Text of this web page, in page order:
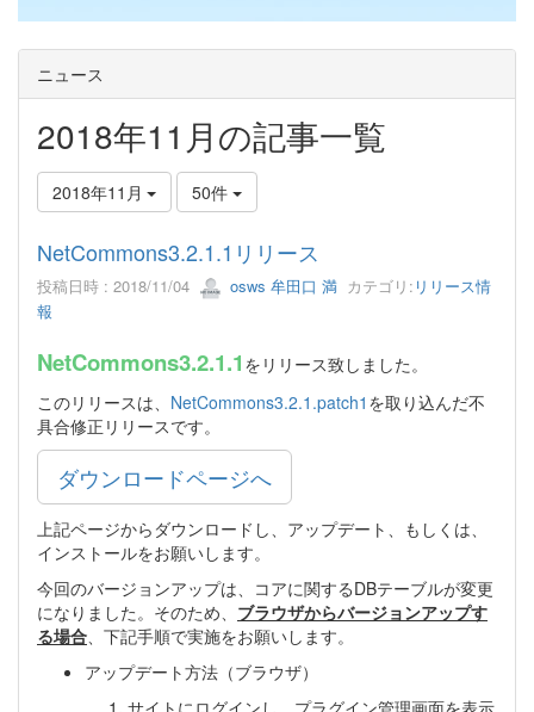
ニュース
2018年11月の記事一覧
2018年11月 50件
NetCommons3.2.1.1リリース
投稿日時 : 2018/11/04 osws 牟田口 満 カテゴリ: リリース情
報
NetCommons3.2.1.1 をリリース致しました。
このリリースは、 NetCommons3.2.1.patch1 を取り込んだ不
具合修正リリースです。
ダウンロードページへ
上記ページからダウンロードし、アップデート、もしくは、
インストールをお願いします。
今回のバージョンアップは、コアに関するDBテーブルが変更
になりました。そのため、 ブラウザからバージョンアップす
る場合 、下記手順で実施をお願いします。
アップデート方法（ブラウザ）
1. サイトにログインし、プラグイン管理画面を表示